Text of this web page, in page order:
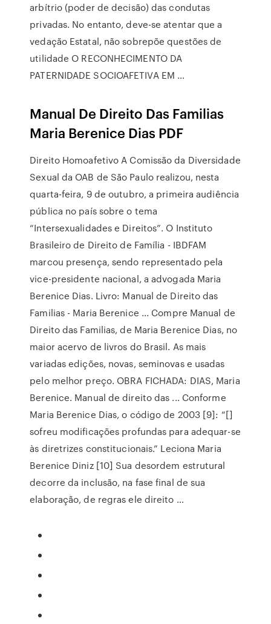
arbítrio (poder de decisão) das condutas
privadas. No entanto, deve-se atentar que a
vedação Estatal, não sobrepõe questões de
utilidade O RECONHECIMENTO DA
PATERNIDADE SOCIOAFETIVA EM …
Manual De Direito Das Familias
Maria Berenice Dias PDF
Direito Homoafetivo A Comissão da Diversidade
Sexual da OAB de São Paulo realizou, nesta
quarta-feira, 9 de outubro, a primeira audiência
pública no país sobre o tema
“Intersexualidades e Direitos”. O Instituto
Brasileiro de Direito de Família - IBDFAM
marcou presença, sendo representado pela
vice-presidente nacional, a advogada Maria
Berenice Dias. Livro: Manual de Direito das
Familias - Maria Berenice ... Compre Manual de
Direito das Familias, de Maria Berenice Dias, no
maior acervo de livros do Brasil. As mais
variadas edições, novas, seminovas e usadas
pelo melhor preço. OBRA FICHADA: DIAS, Maria
Berenice. Manual de direito das ... Conforme
Maria Berenice Dias, o código de 2003 [9]: “[]
sofreu modificações profundas para adequar-se
às diretrizes constitucionais.” Leciona Maria
Berenice Diniz [10] Sua desordem estrutural
decorre da inclusão, na fase final de sua
elaboração, de regras ele direito …